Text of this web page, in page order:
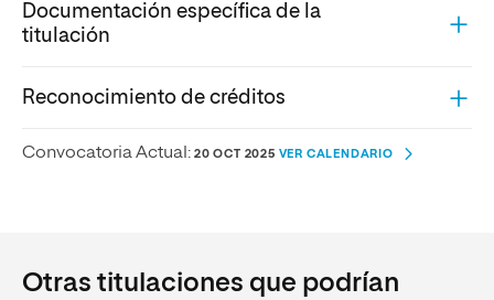
Documentación específica de la
titulación
Reconocimiento de créditos
Convocatoria Actual: 20 OCT 2025 VER CALENDARIO
Otras titulaciones que podrían